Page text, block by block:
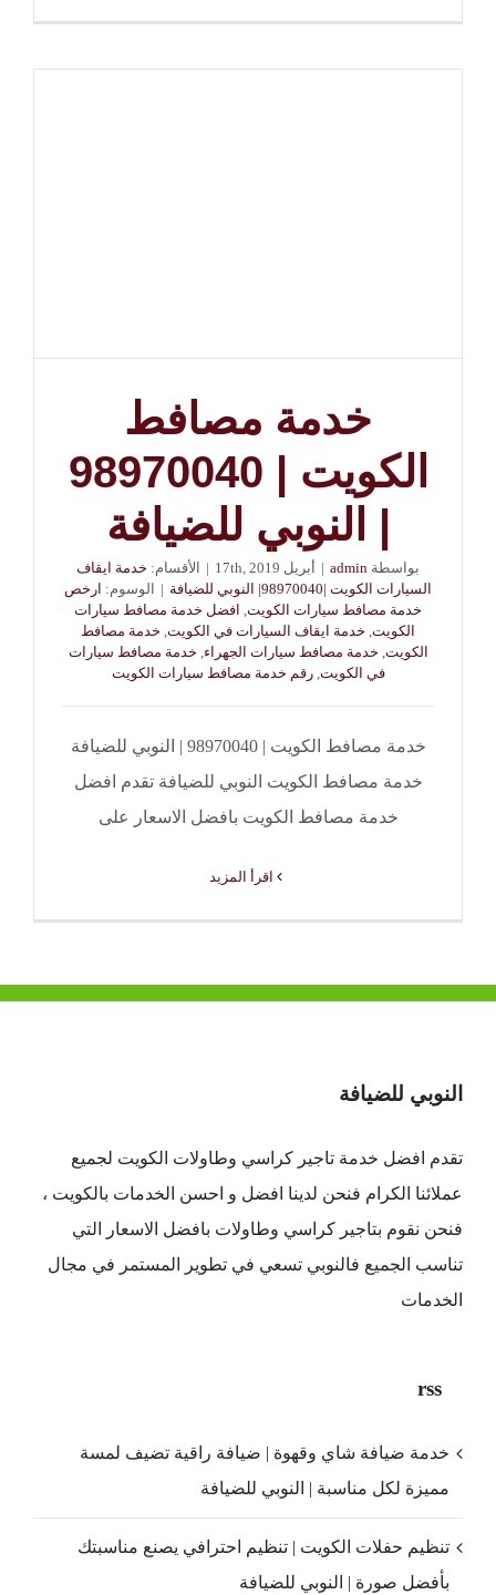
خدمة مصافط
الكويت | 98970040
| النوبي للضيافة
بواسطة admin
| أبريل 17th, 2019 | الأقسام: خدمة ايقاف
السيارات الكويت |98970040| النوبي للضيافة
| الوسوم: ارخص
خدمة مصافط سيارات الكويت, افضل خدمة مصافط سيارات
الكويت, خدمة ايقاف السيارات في الكويت, خدمة مصافط
الكويت, خدمة مصافط سيارات الجهراء, خدمة مصافط سيارات
في الكويت,رقم خدمة مصافط سيارات الكويت
خدمة مصافط الكويت | 98970040 | النوبي للضيافة
خدمة مصافط الكويت النوبي للضيافة تقدم افضل
خدمة مصافط الكويت بافضل الاسعار على
النوبي للضيافة
تقدم افضل خدمة تاجير كراسي وطاولات الكويت لجميع
عملائنا الكرام فنحن لدينا افضل و احسن الخدمات بالكويت ،
فنحن نقوم بتاجير كراسي وطاولات بافضل الاسعار التي
تناسب الجميع فالنوبي تسعي في تطوير المستمر في مجال
الخدمات
rss
خدمة ضيافة شاي وقهوة | ضيافة راقية تضيف لمسة
مميزة لكل مناسبة | النوبي للضيافة
تنظيم حفلات الكويت | تنظيم احترافي يصنع مناسبتك
بأفضل صورة | النوبي للضيافة